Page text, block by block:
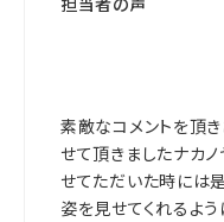
素敵なコメントを頂
せて頂きましたナカ
せてただいた時には
姿を見せてくれるよう